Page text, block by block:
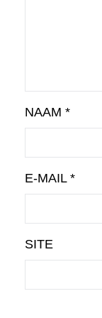
NAAM *
E-MAIL *
SITE